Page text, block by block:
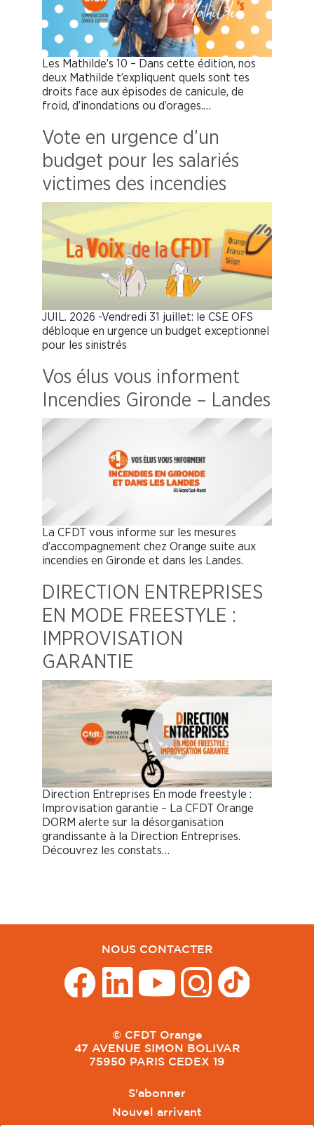
Les Mathilde’s 10 – Dans cette édition, nos
deux Mathilde t’expliquent quels sont tes
droits face aux épisodes de canicule, de
froid, d’inondations ou d’orages.…
Vote en urgence d’un
budget pour les salariés
victimes des incendies
JUIL. 2026 -Vendredi 31 juillet: le CSE OFS
débloque en urgence un budget exceptionnel
pour les sinistrés
Vos élus vous informent
Incendies Gironde – Landes
La CFDT vous informe sur les mesures
d’accompagnement chez Orange suite aux
incendies en Gironde et dans les Landes.
DIRECTION ENTREPRISES
EN MODE FREESTYLE :
IMPROVISATION
GARANTIE
Direction Entreprises En mode freestyle :
Improvisation garantie – La CFDT Orange
DORM alerte sur la désorganisation
grandissante à la Direction Entreprises.
Découvrez les constats…
NOUS CONTACTER
© CFDT Orange
47 AVENUE SIMON BOLIVAR
75950 PARIS CEDEX 19
S'abonner
Nouvel arrivant